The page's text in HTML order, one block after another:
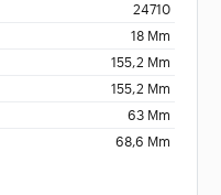
24710
18 Mm
155,2 Mm
155,2 Mm
63 Mm
68,6 Mm